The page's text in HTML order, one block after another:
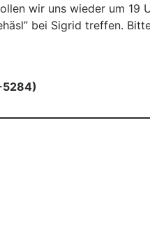
wir uns wieder um 19
bei Sigrid treffen.